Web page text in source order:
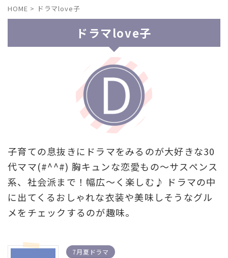
HOME > ドラマlove子
ドラマlove子
子育ての息抜きにドラマをみるのが大好きな30
代ママ(#^^#) 胸キュンな恋愛もの～サスペンス
系、社会派まで！幅広～く楽しむ♪ ドラマの中
に出てくるおしゃれな衣装や美味しそうなグル
メをチェックするのが趣味。
7月夏ドラマ